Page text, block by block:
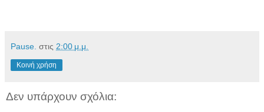
Pause. στις 2:00 μ.μ.
Κοινή χρήση
Δεν υπάρχουν σχόλια: